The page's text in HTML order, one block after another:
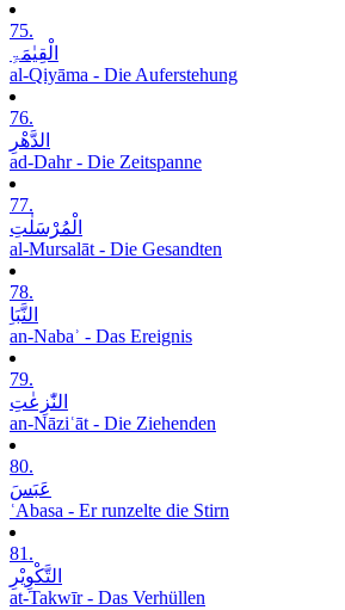
75.
الْقِیٰمَۃِ
al-Qiyāma - Die Auferstehung
76.
الدَّھْرِ
ad-Dahr - Die Zeitspanne
77.
الْمُرْسَلٰتِ
al-Mursalāt - Die Gesandten
78.
النَّبَاِ
an-Nabaʾ - Das Ereignis
79.
النّٰزِعٰتِ
an-Nāziʿāt - Die Ziehenden
80.
عَبَسَ
ʿAbasa - Er runzelte die Stirn
81.
التَّکْوِیْرِ
at-Takwīr - Das Verhüllen